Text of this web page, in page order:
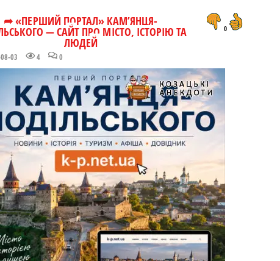
➦ «ПЕРШИЙ ПОРТАЛ» КАМ’ЯНЦЯ-
— САЙТ ПРО МІСТО, ІСТОРІЮ ТА
ЛЮДЕЙ
03 4 0
0